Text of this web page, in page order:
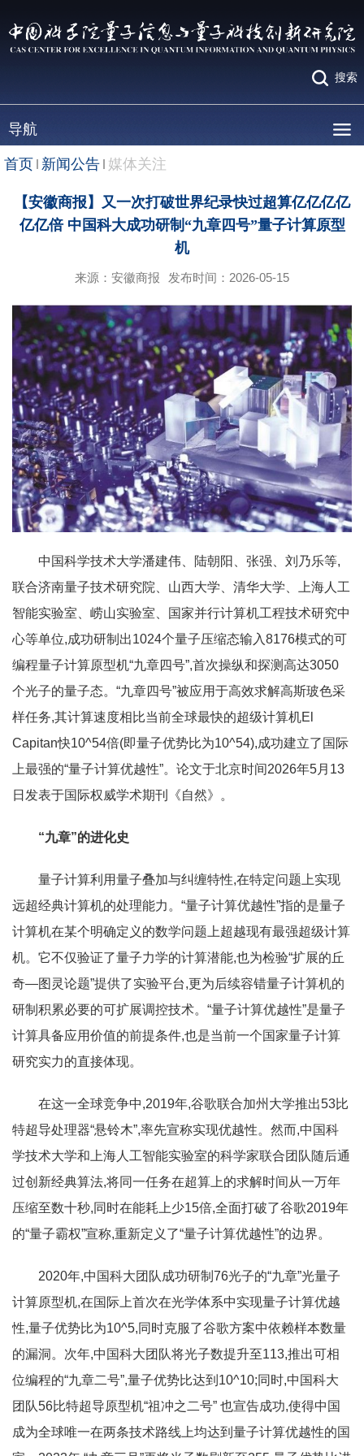
搜索
导航
首页 新闻公告 媒体关注
【安徽商报】又一次打破世界纪录快过超算亿亿亿亿
亿亿倍 中国科大成功研制“九章四号”量子计算原型
机
来源：安徽商报 发布时间：2026-05-15
中国科学技术大学潘建伟、陆朝阳、张强、刘乃乐等,
联合济南量子技术研究院、山西大学、清华大学、上海人工
智能实验室、崂山实验室、国家并行计算机工程技术研究中
心等单位,成功研制出1024个量子压缩态输入8176模式的可
编程量子计算原型机“九章四号”,首次操纵和探测高达3050
个光子的量子态。“九章四号”被应用于高效求解高斯玻色采
样任务,其计算速度相比当前全球最快的超级计算机El
Capitan快10^54倍(即量子优势比为10^54),成功建立了国际
上最强的“量子计算优越性”。论文于北京时间2026年5月13
日发表于国际权威学术期刊《自然》。
“九章”的进化史
量子计算利用量子叠加与纠缠特性,在特定问题上实现
远超经典计算机的处理能力。“量子计算优越性”指的是量子
计算机在某个明确定义的数学问题上超越现有最强超级计算
机。它不仅验证了量子力学的计算潜能,也为检验“扩展的丘
奇—图灵论题”提供了实验平台,更为后续容错量子计算机的
研制积累必要的可扩展调控技术。“量子计算优越性”是量子
计算具备应用价值的前提条件,也是当前一个国家量子计算
研究实力的直接体现。
在这一全球竞争中,2019年,谷歌联合加州大学推出53比
特超导处理器“悬铃木”,率先宣称实现优越性。然而,中国科
学技术大学和上海人工智能实验室的科学家联合团队随后通
过创新经典算法,将同一任务在超算上的求解时间从一万年
压缩至数十秒,同时在能耗上少15倍,全面打破了谷歌2019年
的“量子霸权”宣称,重新定义了“量子计算优越性”的边界。
2020年,中国科大团队成功研制76光子的“九章”光量子
计算原型机,在国际上首次在光学体系中实现量子计算优越
性,量子优势比为10^5,同时克服了谷歌方案中依赖样本数量
的漏洞。次年,中国科大团队将光子数提升至113,推出可相
位编程的“九章二号”,量子优势比达到10^10;同时,中国科大
团队56比特超导原型机“祖冲之二号” 也宣告成功,使得中国
成为全球唯一在两条技术路线上均达到量子计算优越性的国